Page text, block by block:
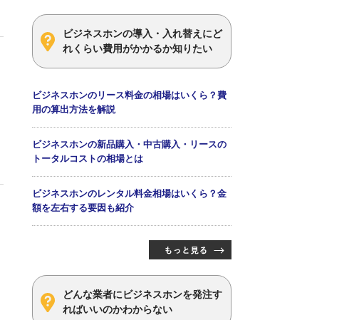
ビジネスホンの導入・入れ替えにど
れくらい費用がかかるか知りたい
ビジネスホンのリース料金の相場はいくら？費
用の算出方法を解説
ビジネスホンの新品購入・中古購入・リースの
トータルコストの相場とは
ビジネスホンのレンタル料金相場はいくら？金
額を左右する要因も紹介
どんな業者にビジネスホンを発注す
ればいいのかわからない